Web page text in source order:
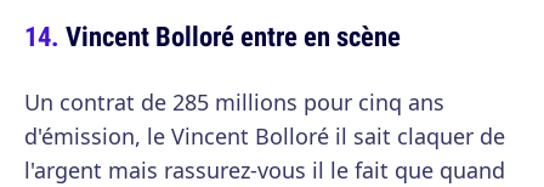
Vincent Bolloré entre en scène
Un contrat de 285 millions pour cinq ans
d'émission, le Vincent Bolloré il sait claquer de
l'argent mais rassurez-vous il le fait que quand